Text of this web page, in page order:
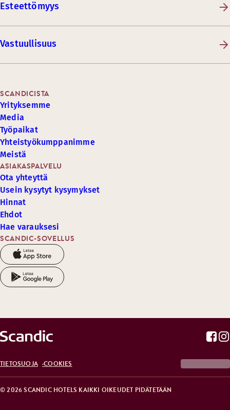
Esteettömyys
Vastuullisuus
SCANDIC-SOVELLUS
ASIAKASPALVELU
Ota yhteyttä
Usein kysytyt kysymykset
Hinnat
Ehdot
Hae varauksesi
SCANDICISTA
Yrityksemme
Media
Työpaikat
Yhteistyökumppanimme
Meistä
© 2026 SCANDIC HOTELS KAIKKI OIKEUDET PIDÄTETÄÄN
TIETOSUOJA COOKIES